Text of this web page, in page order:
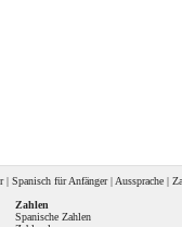
| Spanisch für Anfänger| Aussprache |
Zahlen
Spanische Zahlen